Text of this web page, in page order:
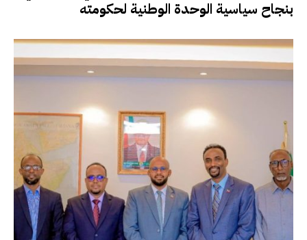
بنجاح سياسية الوحدة الوطنية لحكومته